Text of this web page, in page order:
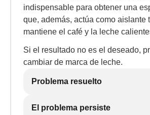
indispensable para obtener una
que, además, actúa como aislante
mantiene el café y la leche
Si el resultado no es el deseado,
cambiar de marca de leche.
Problema resuelto
El problema persiste